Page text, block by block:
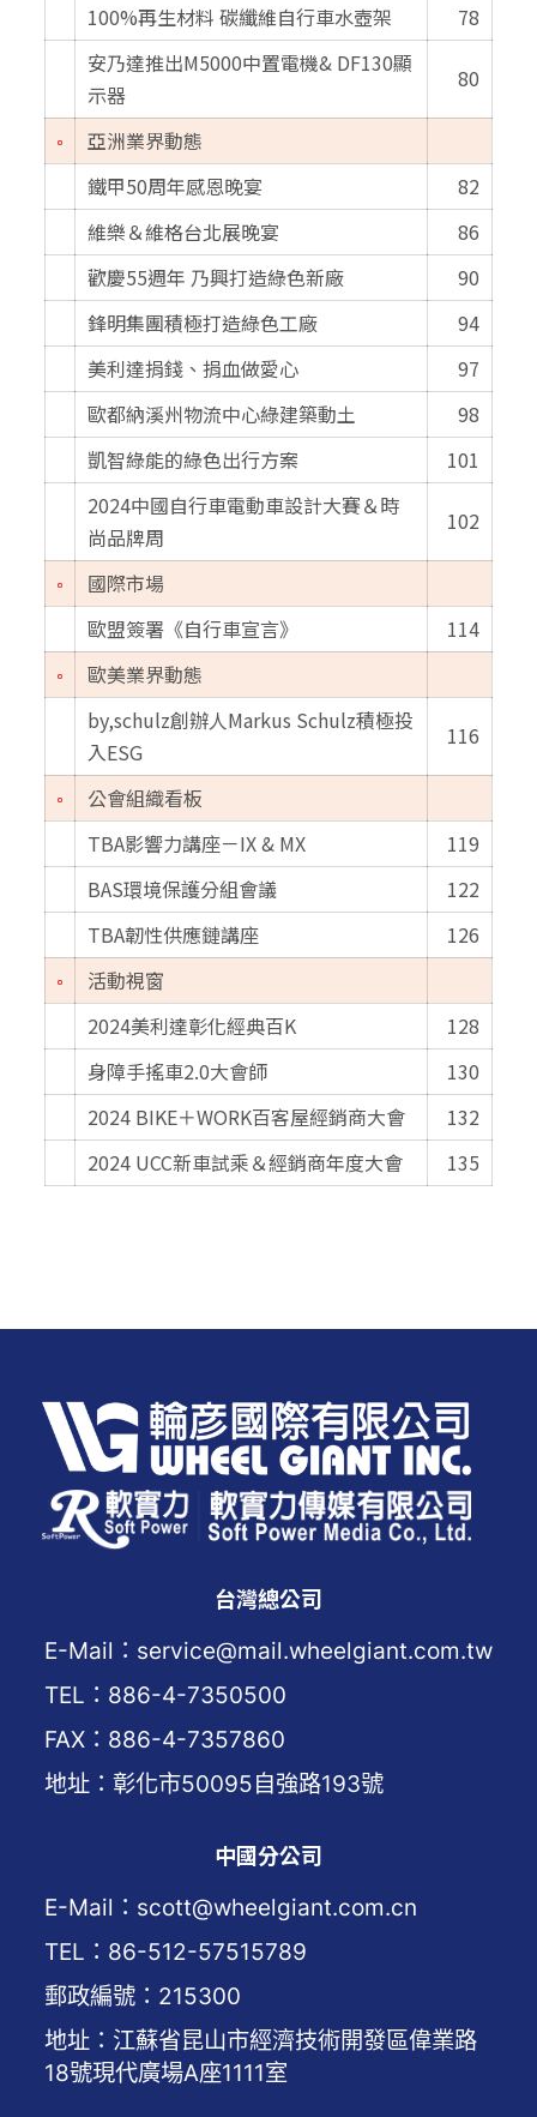
100%再生材料 碳纖維自行車水壺架
78
安乃達推出M5000中置電機& DF130顯
示器
80
亞洲業界動態
鐵甲50周年感恩晚宴
82
維樂＆維格台北展晚宴
86
歡慶55週年 乃興打造綠色新廠
90
鋒明集團積極打造綠色工廠
94
美利達捐錢、捐血做愛心
97
歐都納溪州物流中心綠建築動土
98
凱智綠能的綠色出行方案
101
2024中國自行車電動車設計大賽＆時
尚品牌周
102
國際市場
歐盟簽署《自行車宣言》
114
歐美業界動態
by,schulz創辦人Markus Schulz積極投
入ESG
116
公會組織看板
TBA影響力講座－IX & MX
119
BAS環境保護分組會議
122
TBA韌性供應鏈講座
126
活動視窗
2024美利達彰化經典百K
128
身障手搖車2.0大會師
130
2024 BIKE＋WORK百客屋經銷商大會
132
2024 UCC新車試乘＆經銷商年度大會
135
台灣總公司
E-Mail：service@mail.wheelgiant.com.tw
TEL：886-4-7350500
FAX：886-4-7357860
地址：彰化市50095自強路193號
中國分公司
E-Mail：scott@wheelgiant.com.cn
TEL：86-512-57515789
郵政編號：215300
地址：江蘇省昆山市經濟技術開發區偉業路
18號現代廣場A座1111室